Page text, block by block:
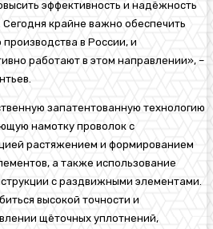
эффективность и надёжность
крайне важно обеспечить
в России, и
работают в этом направлении», –
запатентованную технологию
намотку проволок с
растяжением и формированием
а также использование
с раздвижными элементами.
высокой точности и
щёточных уплотнений,